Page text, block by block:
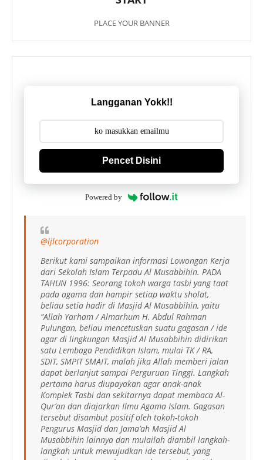
PLACE YOUR BANNER
Langganan Yokk!!
Pencet Disini
Powered by
@ljlcorporation
Berikut kami sampaikan informasi Lowongan Kerja
dari Sekolah Islam Terpadu Al Musabbihin. PADA
TAHUN 1996: Seorang tokoh warga tasbi yang taat
pada agama dan hampir setiap waktu sholat,
beliau setia hadir di Masjid Al Musabbihin, yaitu
“Allah Yarham / Almarhum H. Abdul Rahman
Pulungan, beliau mencetuskan suatu gagasan / ide
agar di lingkungan Masjid Al Musabbihin didirikan
satu Lembaga Pendidikan Islam, mulai TK / RA,
SDIT, SMPIT SMAIT, malah jika Allah memberi jalan
dapat berlanjut sampai Perguruan Tinggi. Langkah
pertama harus diupayakan agar anak-anak
Komplek Tasbi dan sekitarnya dapat membaca Al-
Qur’an dan diajarkan Ilmu Agama Islam. Gagasan
tersebut disambut positif oleh tokoh-tokoh
Pengurus Masjid dan Jama’ah Masjid Al
Musabbihin lainnya dan mulailah diambil langkah-
langkah untuk mewujudkan ide tersebut, yang